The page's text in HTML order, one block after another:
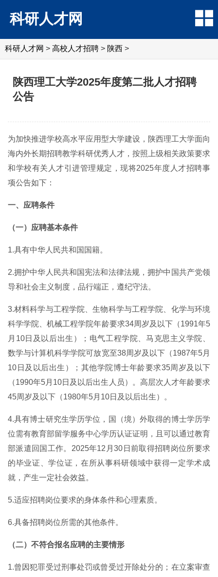
科研人才网
科研人才网 > 高校人才招聘 > 陕西 >
陕西理工大学2025年度第二批人才招聘
公告
为加快推进学校高水平应用型大学建设，陕西理工大学面向
海内外长期招聘教学科研优秀人才，按照上级相关政策要求
和学校有关人才引进管理规定，现将2025年度人才招聘事
项公告如下：
一、应聘条件
（一）应聘基本条件
1.具有中华人民共和国国籍。
2.拥护中华人民共和国宪法和法律法规，拥护中国共产党领
导和社会主义制度，品行端正，遵纪守法。
3.材料科学与工程学院、生物科学与工程学院、化学与环境
科学学院、机械工程学院年龄要求34周岁及以下（1991年5
月10日及以后出生）；电气工程学院、马克思主义学院、
数学与计算机科学学院可放宽至38周岁及以下（1987年5月
10日及以后出生）；其他学院博士年龄要求35周岁及以下
（1990年5月10日及以后出生人员）。高层次人才年龄要求
45周岁及以下（1980年5月10日及以后出生）。
4.具有博士研究生学历学位，国（境）外取得的博士学历学
位需有教育部留学服务中心学历认证证明，且可以通过教育
部派遣回国工作。2025年12月30日前取得招聘岗位所要求
的毕业证、学位证，在所从事科研领域中获得一定学术成
就，产生一定社会效益。
5.适应招聘岗位要求的身体条件和心理素质。
6.具备招聘岗位所需的其他条件。
（二）不符合报名应聘的主要情形
1.曾因犯罪受过刑事处罚或曾受过开除处分的；在立案审查